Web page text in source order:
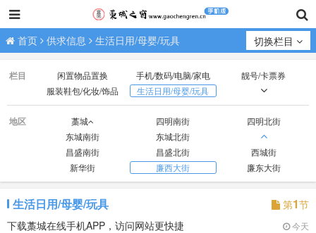
首页 供求信息 生活日用/母婴/玩具 切换栏目
栏目 闲置物品置换 手机/数码/电脑/家电
靓号/卡票券
服装鞋包/化妆/饰品
生活日用/母婴/玩具
办公/文体/乐器/娱乐
工具/设备/材料
家居/家具/建材
食品/农副产品
宠物/花卉/苗木
寻物/失物招领
其它供求
地区 藁城 四明南街
四明北街
东城南街
东城北街
昌盛南街
昌盛北街
西城街
新华街
廉西大街 廉东大街
生活日用/母婴/玩具 第1节
下载藁城在线手机APP，访问网站更快捷
今天